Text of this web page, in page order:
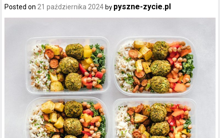
Posted on 21 października 2024 by pyszne-zycie.pl